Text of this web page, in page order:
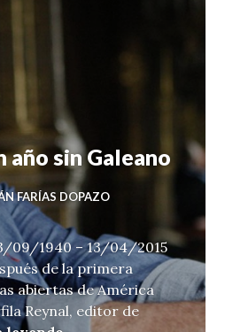
año sin Galeano
FARÍAS DOPAZO
09/1940 – 13/04/2015
de la primera
abiertas de América
Reynal, editor de